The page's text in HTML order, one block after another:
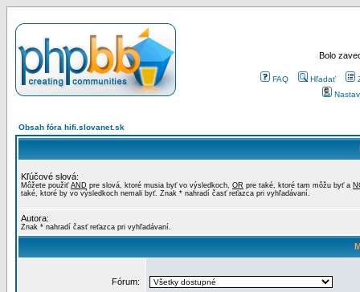
Bolo
FAQ Hľadať
Obsah fóra hifi.slovanet.sk
Kľúčové slová:
Môžete použiť AND pre slová, ktoré musia byť vo výsledkoch, OR pre také, ktoré tam môžu byť a
také, ktoré by vo výsledkoch nemali byť. Znak * nahradí časť reťazca pri vyhľadávaní.
Autora:
Znak * nahradí časť reťazca pri vyhľadávaní.
Fórum: